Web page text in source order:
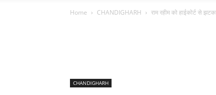
Home CHANDIGHARH राम रहीम को हाईकोर्ट से
CHANDIGHARH